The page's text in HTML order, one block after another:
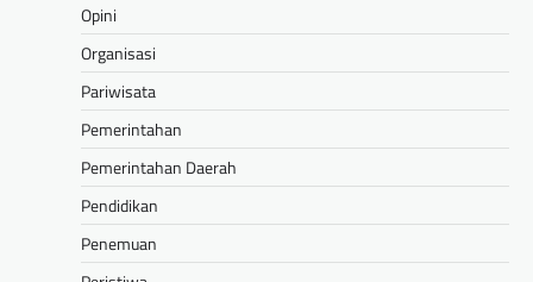
Opini
Organisasi
Pariwisata
Pemerintahan
Pemerintahan Daerah
Pendidikan
Penemuan